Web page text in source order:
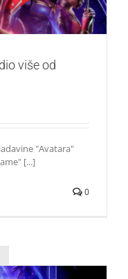
više od
"Avatara"
[...]
0